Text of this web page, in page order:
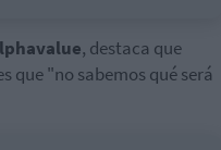
, destaca que
que "no sabemos qué será